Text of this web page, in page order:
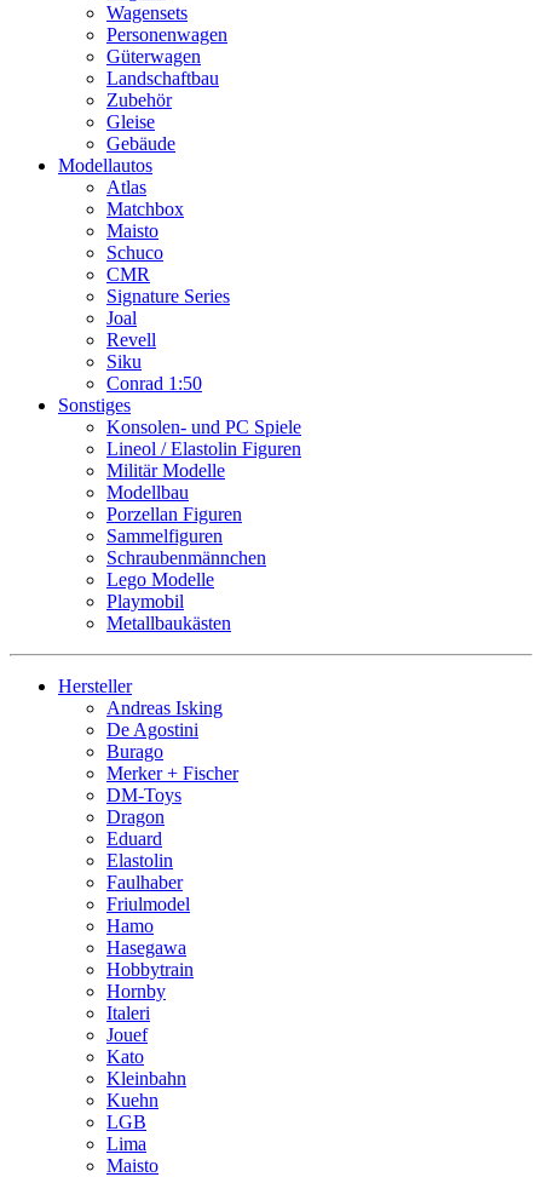
Wagensets
Personenwagen
Güterwagen
Landschaftbau
Zubehör
Gleise
Gebäude
Modellautos
Atlas
Matchbox
Maisto
Schuco
CMR
Signature Series
Joal
Revell
Siku
Conrad 1:50
Sonstiges
Konsolen- und PC Spiele
Lineol / Elastolin Figuren
Militär Modelle
Modellbau
Porzellan Figuren
Sammelfiguren
Schraubenmännchen
Lego Modelle
Playmobil
Metallbaukästen
Hersteller
Andreas Isking
De Agostini
Burago
Merker + Fischer
DM-Toys
Dragon
Eduard
Elastolin
Faulhaber
Friulmodel
Hamo
Hasegawa
Hobbytrain
Hornby
Italeri
Jouef
Kato
Kleinbahn
Kuehn
LGB
Lima
Maisto